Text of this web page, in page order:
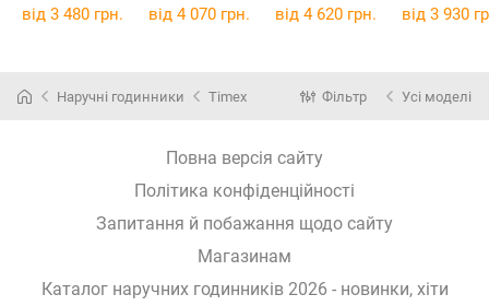
218F466
від 3 480 грн. від 4 070 грн. від 4 620 грн. від 3 930
Наручні годинники Timex Фільтр Усі моделі
Повна версія сайту
Політика конфіденційності
Запитання й побажання щодо сайту
Магазинам
Каталог наручних годинників 2026 - новинки, хіти